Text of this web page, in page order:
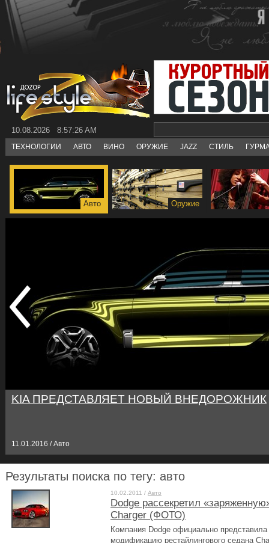
10.08.2026 8:57:26 AM
ТЕХНОЛОГИИ АВТО ВИНО ОРУЖИЕ JAZZ СТИЛЬ
Авто Оружие
KIA ПРЕДСТАВЛЯЕТ НОВЫЙ ВНЕДОРОЖНИК
11.01.2016 / Авто
Результаты поиска по тегу: авто
10.02.2011 / Авто
Dodge рассекретил
Charger (ФОТО)
Компания Dodge официально
модификацию рестайлингового седана